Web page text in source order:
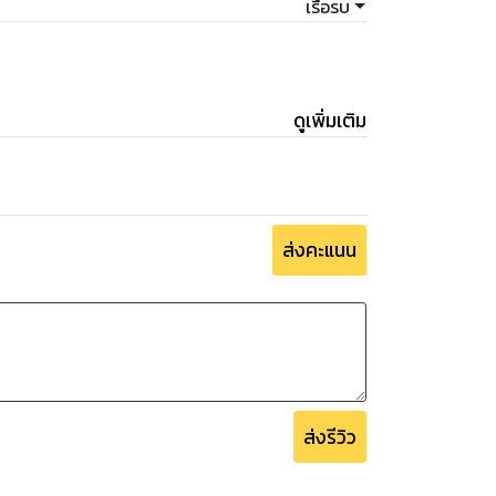
ใน workbook )
เรือรบ
ดูเพิ่มเติม
ส่งคะแนน
ส่งรีวิว